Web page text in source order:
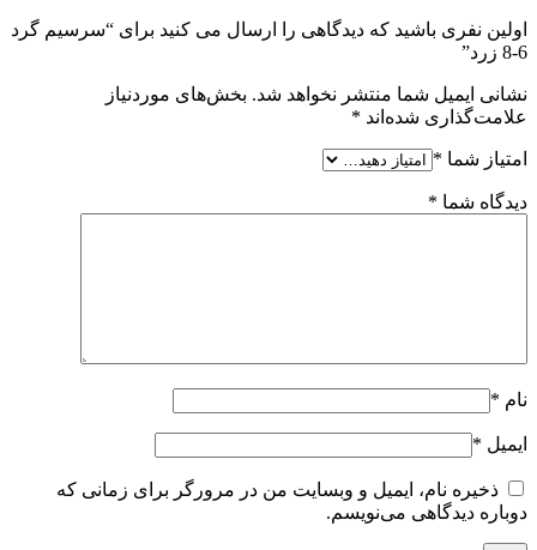
اولین نفری باشید که دیدگاهی را ارسال می کنید برای “سرسیم گرد
6-8 زرد”
نشانی ایمیل شما منتشر نخواهد شد. بخش‌های موردنیاز
علامت‌گذاری شده‌اند *
امتیاز شما *
دیدگاه شما *
نام *
ایمیل *
ذخیره نام، ایمیل و وبسایت من در مرورگر برای زمانی که
دوباره دیدگاهی می‌نویسم.